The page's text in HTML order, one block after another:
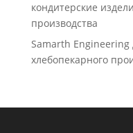
кондитерские
производства
Samarth Engineering
хлебопекарного